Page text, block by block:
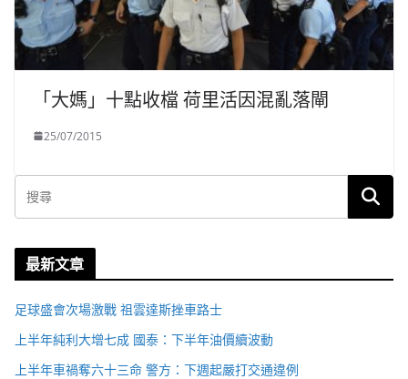
「大媽」十點收檔 荷里活因混亂落閘
25/07/2015
最新文章
足球盛會次場激戰 祖雲達斯挫車路士
上半年純利大增七成 國泰：下半年油價續波動
上半年車禍奪六十三命 警方：下週起嚴打交通違例